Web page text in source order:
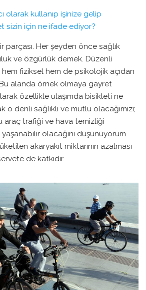
olarak kullanıp işinize gelip
sizin için ne ifade ediyor?
parçası. Her şeyden önce sağlık
ve özgürlük demek. Düzenli
fiziksel hem de psikolojik açıdan
alanda örnek olmaya gayret
özellikle ulaşımda bisikleti ne
o denli sağlıklı ve mutlu olacağımızı;
araç trafiği ve hava temizliği
olacağını düşünüyorum.
akaryakıt miktarının azalması
de katkıdır.